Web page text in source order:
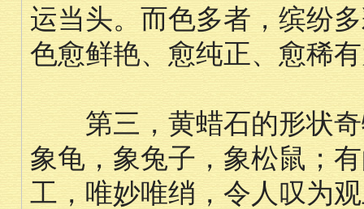
运当头。而色多者，缤纷
色愈鲜艳、愈纯正、愈稀
第三，黄蜡石的形状奇
象龟，象兔子，象松鼠；
工，唯妙唯绡，令人叹为